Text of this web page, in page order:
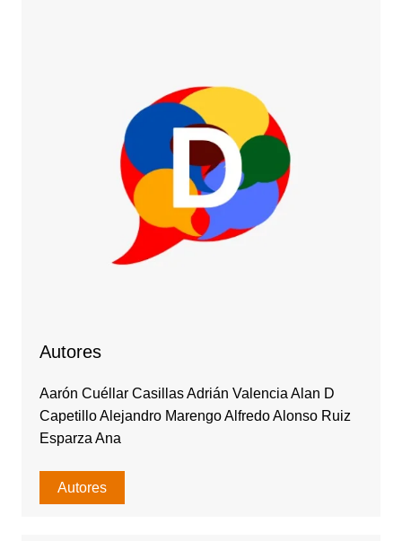
Autores
Aarón Cuéllar Casillas Adrián Valencia Alan D
Capetillo Alejandro Marengo Alfredo Alonso Ruiz
Esparza Ana
Autores